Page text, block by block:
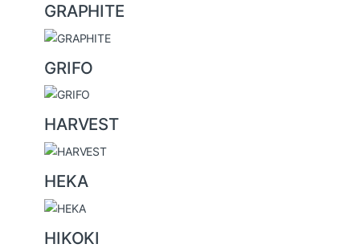
GRAPHITE
GRIFO
HARVEST
HEKA
HIKOKI